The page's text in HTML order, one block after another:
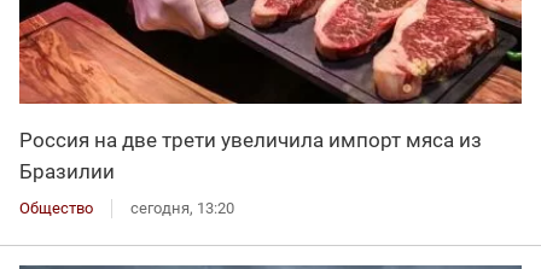
Россия на две трети увеличила импорт мяса из
Бразилии
Общество сегодня, 13:20